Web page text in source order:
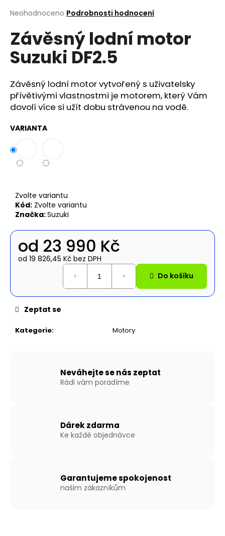
Průměrné
produktu
je
0,0
z
hvězdiček.
Neohodnoceno Podrobnosti hodnocení
Závěsný lodní motor
Suzuki DF2.5
Závěsný lodní motor vytvořený s uživatelsky
přívětivými vlastnostmi je motorem, který Vám
dovolí více si užít dobu strávenou na vodě.
VARIANTA
Zvolte variantu
Kód: Zvolte variantu
Značka:Suzuki
od 23 990 Kč
od 19 826,45 Kč bez DPH
Do košíku
Kategorie: Motory
Zeptat se
Neváhejte se nás zeptat
Rádi vám poradíme
Dárek zdarma
Ke každé objednávce
Garantujeme spokojenost
našim zákazníkům
a
í
t
?
D
o
u
č
u
NAFUKOVACÍ
WILLIS
BOATS